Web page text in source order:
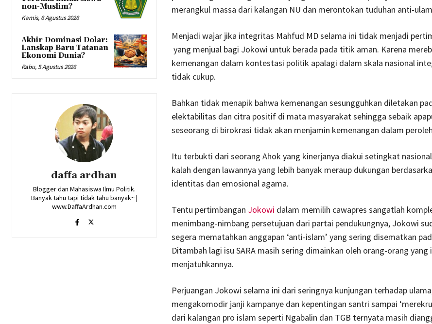
non-Muslim?
Kamis, 6 Agustus 2026
Akhir Dominasi Dolar:
Lanskap Baru Tatanan
Ekonomi Dunia?
Rabu, 5 Agustus 2026
daffa ardhan
Blogger dan Mahasiswa Ilmu Politik.
Banyak tahu tapi tidak tahu banyak~ |
www.DaffaArdhan.com
merangkul massa dari kalangan NU dan merontokan tuduhan anti-
Menjadi wajar jika integritas Mahfud MD selama ini tidak menjadi
yang menjual bagi Jokowi untuk berada pada titik aman. Karena
kemenangan dalam kontestasi politik apalagi dalam skala nasional
tidak cukup.
Bahkan tidak menapik bahwa kemenangan sesungguhkan diletakan
elektabilitas dan citra positif di mata masyarakat sehingga sebaik
seseorang di birokrasi tidak akan menjamin kemenangan dalam
Itu terbukti dari seorang Ahok yang kinerjanya diakui setingkat
kalah dengan lawannya yang lebih banyak meraup dukungan
identitas dan emosional agama.
Tentu pertimbangan Jokowi dalam memilih cawapres sangatlah
menimbang-nimbang persetujuan dari partai pendukungnya, Jokowi
segera mematahkan anggapan ‘anti-islam’ yang sering disematkan
Ditambah lagi isu SARA masih sering dimainkan oleh orang-orang yang
menjatuhkannya.
Perjuangan Jokowi selama ini dari seringnya kunjungan terhadap
mengakomodir janji kampanye dan kepentingan santri sampai
dari kalangan pro islam seperti Ngabalin dan TGB ternyata masih